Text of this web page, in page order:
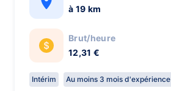
à 19 km
Brut/heure
12,31 €
Intérim Au moins 3 mois d'expérience